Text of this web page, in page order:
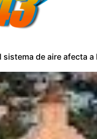
de aire afecta